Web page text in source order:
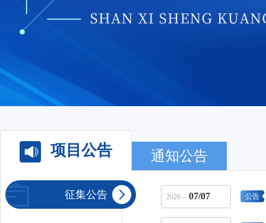
项目公告 通知公告
征集公告 2026 -- 07/07 公告